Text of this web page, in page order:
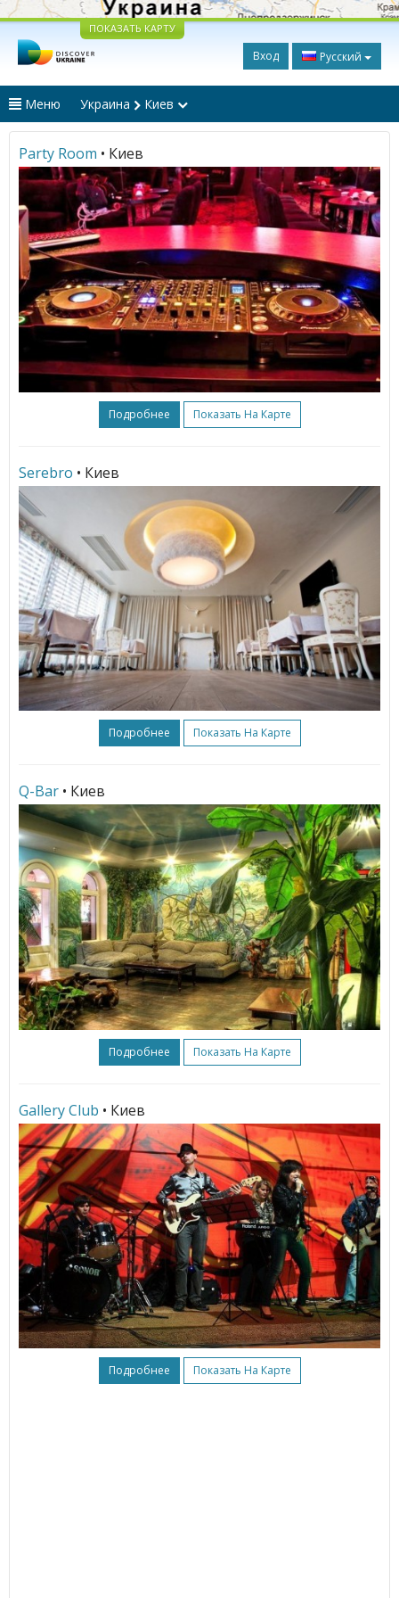
ПОКАЗАТЬ КАРТУ
Вход Русский
Меню Украина Киев
Party Room • Киев
Подробнее Показать На Карте
Serebro • Киев
Подробнее Показать На Карте
Q-Bar • Киев
Подробнее Показать На Карте
Gallery Club • Киев
Подробнее Показать На Карте